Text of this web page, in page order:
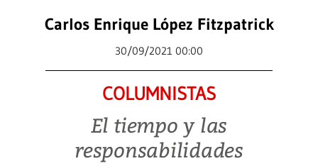
Carlos Enrique López Fitzpatrick
30/09/2021 00:00
COLUMNISTAS
El tiempo y las
responsabilidades